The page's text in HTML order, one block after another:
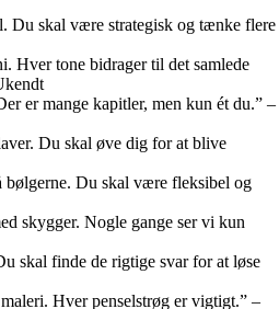
Du skal være strategisk og tænke flere
Hver tone bidrager til det samlede
er mange kapitler, men kun ét du.” –
Du skal øve dig for at blive
bølgerne. Du skal være fleksibel og
skygger. Nogle gange ser vi kun
skal finde de rigtige svar for at løse
Hver penselstrøg er vigtigt.” –